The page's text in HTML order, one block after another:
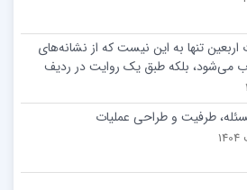
تنها به این نیست که از نشانه‌های
می‌شود، بلکه طبق یک روایت در ردیف
و مستحب قرار گرفته است. آیت الله
آملی درباره اهمیت زیارت امام حسین(ع)
می‌نویسد: همان گونه که نماز ستون دین و
می‌شود، بلکه طبق یک روایت در ردیف
طرفیت و طراحی عملیات